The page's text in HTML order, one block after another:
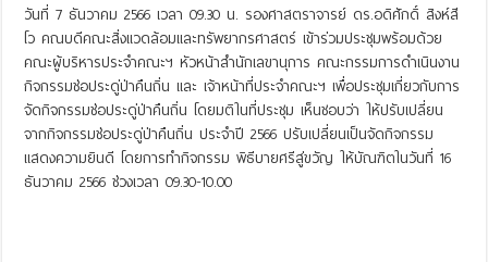
วันที่ 7 ธันวาคม 2566 เวลา 09.30 น. รองศาสตราจารย์ ดร.อดิศักดิ์ สิงห์สี
โว คณบดีคณะสิ่งแวดล้อมและทรัพยากรศาสตร์ เข้าร่วมประชุมพร้อมด้วย
คณะผู้บริหารประจำคณะฯ หัวหน้าสำนักเลขานุการ คณะกรรมการดำเนินงาน
กิจกรรมช่อประดู่ป่าคืนถิ่น และ เจ้าหน้าที่ประจำคณะฯ เพื่อประชุมเกี่ยวกับการ
จัดกิจกรรมช่อประดู่ป่าคืนถิ่น โดยมติในที่ประชุม เห็นชอบว่า ให้ปรับเปลี่ยน
จากกิจกรรมช่อประดู่ป่าคืนถิ่น ประจำปี 2566 ปรับเปลี่ยนเป็นจัดกิจกรรม
แสดงความยินดี โดยการทำกิจกรรม พิธีบายศรีสู่ขวัญ ให้บัณฑิตในวันที่ 16
ธันวาคม 2566 ช่วงเวลา 09.30-10.00